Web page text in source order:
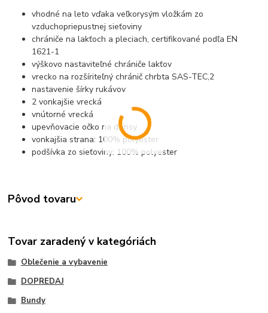
vhodné na leto vďaka veľkorysým vložkám zo
vzduchopriepustnej sieťoviny
chrániče na lakťoch a pleciach, certifikované podľa EN
1621-1
výškovo nastaviteľné chrániče lakťov
vrecko na rozšíriteľný chránič chrbta SAS-TEC,2
nastavenie šírky rukávov
2 vonkajšie vrecká
vnútorné vrecká
upevňovacie očko na džínsy
vonkajšia strana: 100% polyester
podšívka zo sieťoviny: 100% polyester
Pôvod tovaru
Tovar zaradený v kategóriách
Oblečenie a vybavenie
DOPREDAJ
Bundy